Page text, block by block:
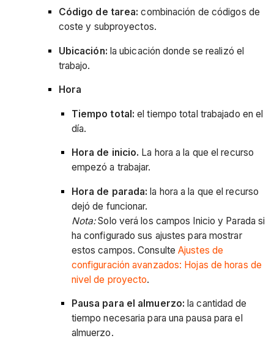
Código de tarea:combinación de códigos de
coste y subproyectos.
Ubicación: la ubicación donde se realizó el
trabajo.
Hora
Tiempo total:el tiempo total trabajado en el
día.
Hora de inicio. La hora a la que el recurso
empezó a trabajar.
Hora de parada: la hora a la que el recurso
dejó de funcionar.
Nota:Solo verá los campos Inicio y Parada si
ha configurado sus ajustes para mostrar
estos campos. ConsulteAjustes de
configuración avanzados: Hojas de horas de
nivel de proyecto.
Pausa para el almuerzo: la cantidad de
tiempo necesaria para una pausa para el
almuerzo.